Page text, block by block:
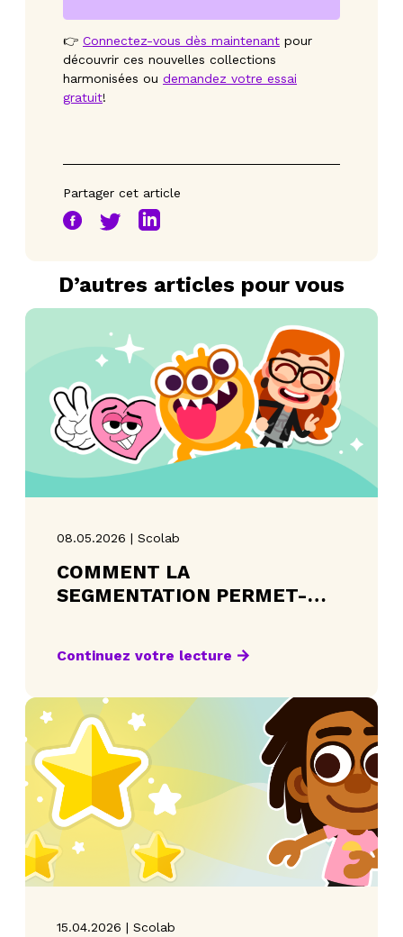
👉 Connectez-vous dès maintenant pour
découvrir ces nouvelles collections
harmonisées ou demandez votre essai
gratuit!
Partager cet article
D’autres articles pour vous
08.05.2026 | Scolab
COMMENT LA
SEGMENTATION PERMET-
CHAQUE ÉLÈVE?
Continuez votre lecture
15.04.2026 | Scolab